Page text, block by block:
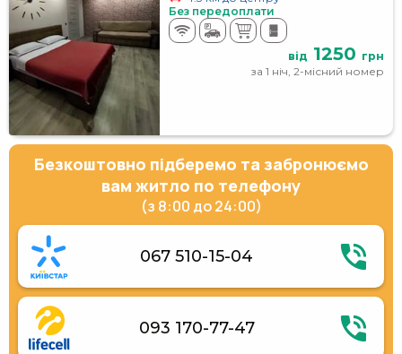
Без передоплати
від 1250 грн
за 1 ніч, 2-місний номер
Безкоштовно підберемо та забронюємо
вам житло по телефону
(з 8:00 до 24:00)
067 510-15-04
093 170-77-47